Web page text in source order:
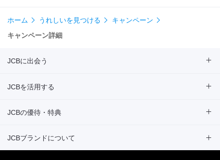
ホーム うれしいを見つける
キャンペーン
キャンペーン詳細
JCBに出会う
JCBを活用する
JCBの優待・特典
JCBブランドについて